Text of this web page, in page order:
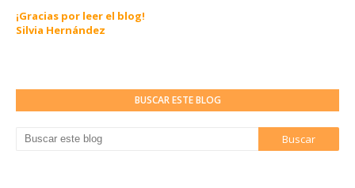
¡Gracias por leer el blog!
Silvia Hernández
BUSCAR ESTE BLOG